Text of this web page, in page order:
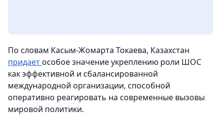
По словам Касым-Жомарта Токаева, Казахстан
придаетособое значение укреплению роли ШОС
как эффективной и сбалансированной
международной организации, способной
оперативно реагировать на современные вызовы
мировой политики.